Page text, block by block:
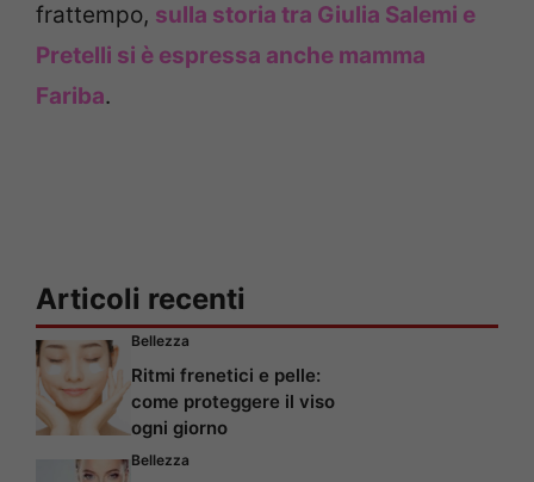
frattempo, sulla storia tra Giulia Salemi e
Pretelli si è espressa anche mamma
Fariba.
Articoli recenti
Bellezza
Ritmi frenetici e pelle:
come proteggere il viso
ogni giorno
Bellezza